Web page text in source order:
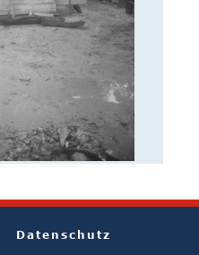
Datenschutz